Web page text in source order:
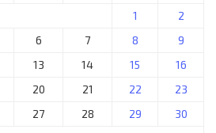
1
2
6 7 8
9
13 14 15
16
20 21 22
23
27 28 29
30